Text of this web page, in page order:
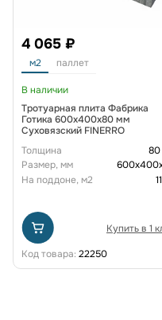
4 065 ₽
м2 паллет
В наличии
Тротуарная плита Фабрика
Готика 600х400х80 мм
Суховязский FINERRO
Толщина
Размер, мм
На поддоне, м2
Купить в 1
Код товара: 22250